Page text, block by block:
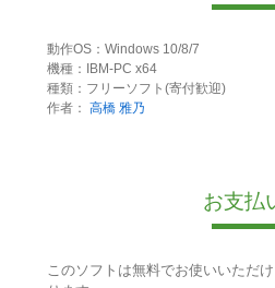
動作OS：Windows 10/8/7
機種：IBM-PC x64
種類：フリーソフト(寄付歓迎)
作者： 高橋 雅乃
お支払
このソフトは無料でお使いいただ